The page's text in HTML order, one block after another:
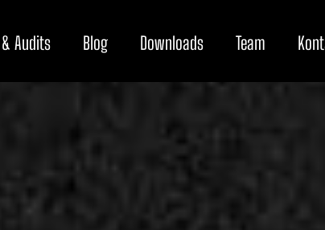
Audits Blog Downloads Team